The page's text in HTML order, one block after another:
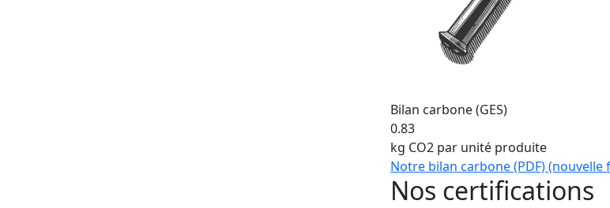
Bilan carbone (GES)
0.83
kg CO2 par unité produite
Notre bilan carbone (PDF)(nouvelle
Nos certifications